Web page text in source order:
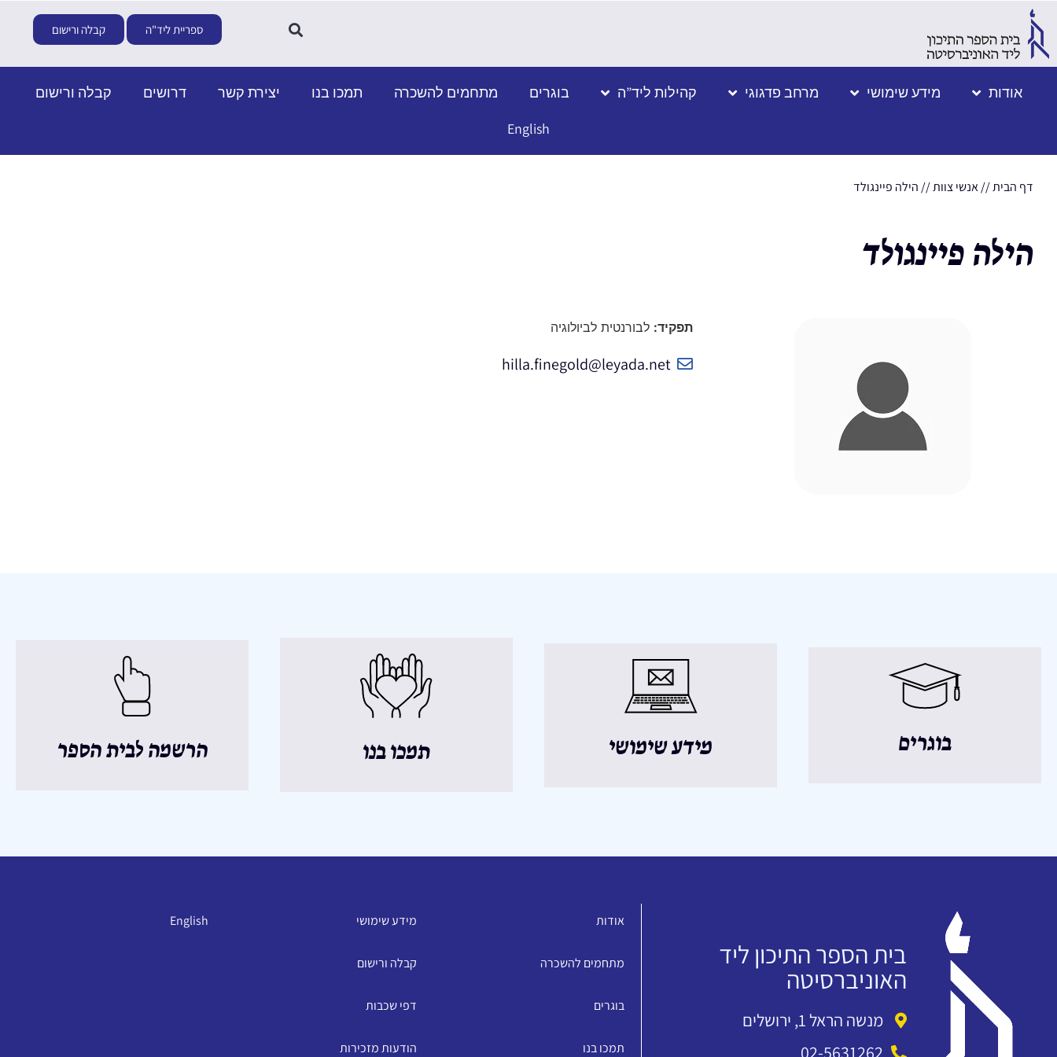
ספריית ליד"ה קבלה ורישום
אודות מידע שימושי מרחב פדגוגי קהילות ליד”ה בוגרים מתחמים להשכרה תמכו בנו יצירת קשר דרושים
קבלה ורישום
English
דף הבית//אנשי צוות// הילה פיינגולד
הילה פיינגולד
תפקיד: לבורנטית לביולוגיה
hilla.finegold@leyada.net
בוגרים מידע שימושי תמכו בנו הרשמה לבית הספר
בית הספר התיכון ליד
האוניברסיטה
מנשה הראל 1, ירושלים
02-5631262
אודות
מתחמים להשכרה
בוגרים
תמכו בנו
מידע שימושי
קבלה ורישום
דפי שכבות
הודעות מזכירות
English